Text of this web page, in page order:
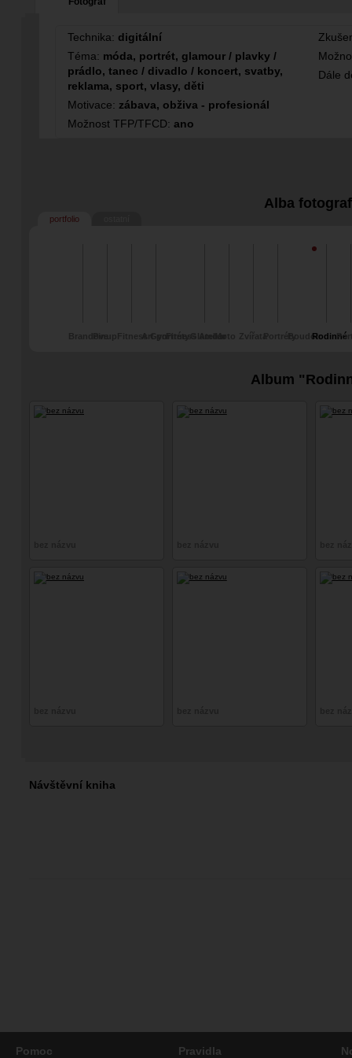
Technika: digitální
Téma: móda, portrét, glamour / plavky /
prádlo, tanec / divadlo / koncert, svatby,
reklama, sport, vlasy, děti
Motivace: zábava, obživa - profesionál
Možnost TFP/TFCD: ano
Dále
Alba
portfolio
BoudoirRodinné
Album
Návštěvní kniha
Pomoc Pravidla